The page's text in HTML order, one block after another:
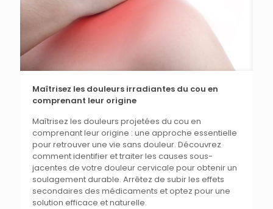
Maîtrisez les douleurs irradiantes du cou en
comprenant leur origine
Maîtrisez les douleurs projetées du cou en
comprenant leur origine : une approche essentielle
pour retrouver une vie sans douleur. Découvrez
comment identifier et traiter les causes sous-
jacentes de votre douleur cervicale pour obtenir un
soulagement durable. Arrêtez de subir les effets
secondaires des médicaments et optez pour une
solution efficace et naturelle.